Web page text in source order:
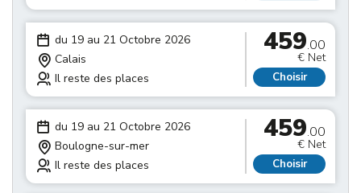
du 19 au 21 Octobre 2026
Calais
Il reste des places
459.00
€ Net
Choisir
du 19 au 21 Octobre 2026
Boulogne-sur-mer
Il reste des places
459.00
€ Net
Choisir